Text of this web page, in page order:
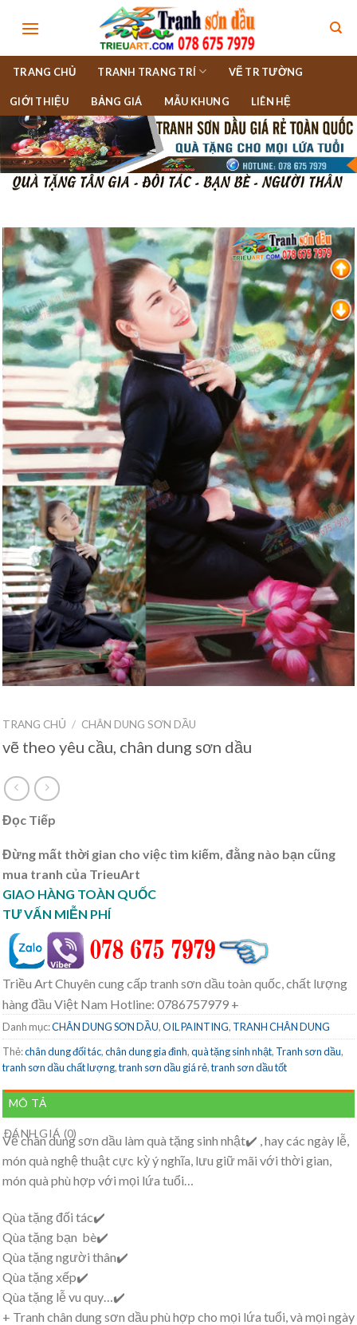
TRANG CHỦ TRANH TRANG TRÍ VẼ TR TƯỜNG
GIỚI THIỆU BẢNG GIÁ MẪU KHUNG LIÊN HỆ
TRANG CHỦ / CHÂN DUNG SƠN DẦU
vẽ theo yêu cầu, chân dung sơn dầu
Đọc Tiếp
Đừng mất thời gian cho việc tìm kiếm, đằng nào bạn cũng
mua tranh của TrieuArt
GIAO HÀNG TOÀN QUỐC
TƯ VẤN MIỄN PHÍ
Triều Art Chuyên cung cấp tranh sơn dầu toàn quốc, chất lượng
hàng đầu Việt Nam Hotline: 0786757979 +
Danh mục:CHÂN DUNG SƠN DẦU,OIL PAINTING, TRANH CHÂN DUNG
Thẻ:chân dung đối tác,chân dung gia đình,quà tặng sinh nhật, Tranh sơn dầu,
tranh sơn dầu chất lượng,tranh sơn dầu giá rẻ,tranh sơn dầu tốt
MÔ TẢ
ĐÁNH GIÁ (0)
Vẽ chân dung sơn dầu làm quà tặng sinh nhật✔️ , hay các ngày lễ,
món quà nghệ thuật cực kỳ ý nghĩa, lưu giữ mãi với thời gian,
món quà phù hợp với mọi lứa tuổi…
Qùa tặng đối tác✔️
Qùa tặng bạn bè✔️
Qùa tặng người thân✔️
Qùa tặng xếp✔️
Qùa tặng lễ vu quy…✔️
+ Tranh chân dung sơn dầu phù hợp cho mọi lứa tuổi, và mọi ngày